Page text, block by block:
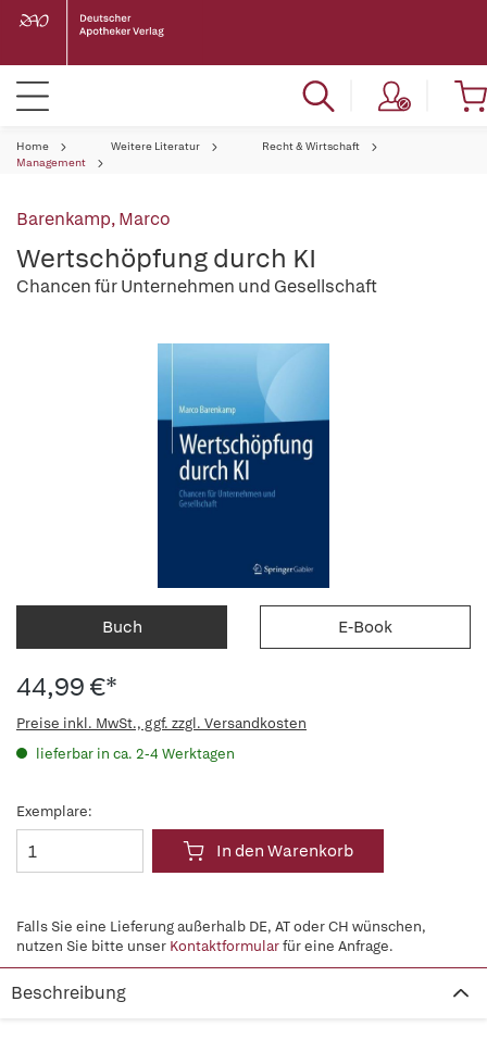
Home Weitere Literatur
Recht & Wirtschaft
Management
Barenkamp, Marco
Wertschöpfung durch KI
Chancen für Unternehmen und Gesellschaft
Buch E-Book
44,99 €*
Preise inkl. MwSt., ggf. zzgl. Versandkosten
lieferbar in ca. 2-4 Werktagen
Exemplare:
In den Warenkorb
Falls Sie eine Lieferung außerhalb DE, AT oder CH wünschen,
nutzen Sie bitte unser Kontaktformularfür eine Anfrage.
Beschreibung